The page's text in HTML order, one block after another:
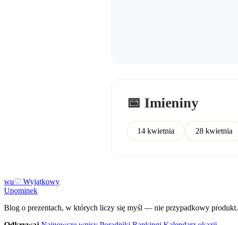
📅 Imieniny
14 kwietnia 28 kwietnia
wu♡ Wyjątkowy
Upominek
Blog o prezentach, w których liczy się myśl — nie przypadkowy produkt.